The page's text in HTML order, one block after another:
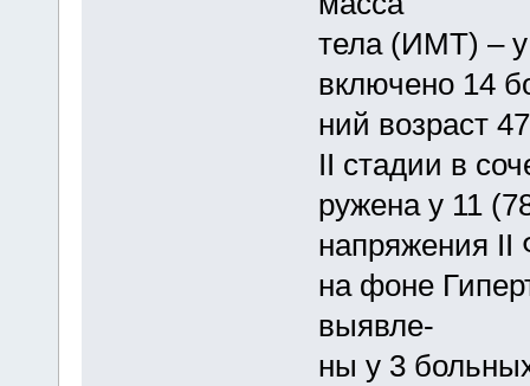
тела (ИМТ) – у
включено 14
ний возраст
II стадии в
ружена у 11
напряжения II
на фоне
выявле-
ны у 3